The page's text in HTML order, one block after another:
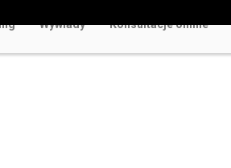
Wywiady Konsultacje online
Bez Ryzyka i Rejestracji